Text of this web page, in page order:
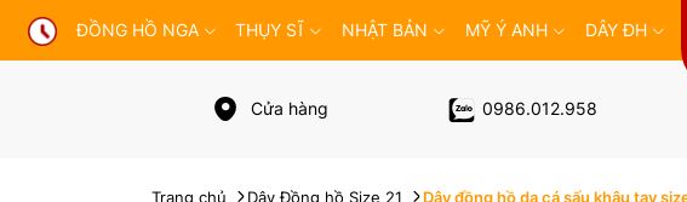
ĐỒNG HỒ NGA THỤY SĨ NHẬT BẢN MỸ Ý ANH DÂY ĐH
Cửa hàng 0986.012.958
Trang chủ Dây Đồng hồ Size 21 Dây đồng hồ da cá sấu khâu tay